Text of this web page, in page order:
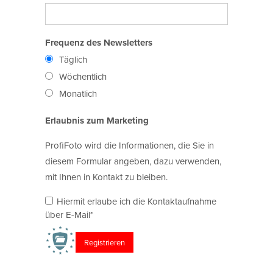
Frequenz des Newsletters
Täglich
Wöchentlich
Monatlich
Erlaubnis zum Marketing
ProfiFoto wird die Informationen, die Sie in
diesem Formular angeben, dazu verwenden,
mit Ihnen in Kontakt zu bleiben.
Hiermit erlaube ich die Kontaktaufnahme
über E-Mail*